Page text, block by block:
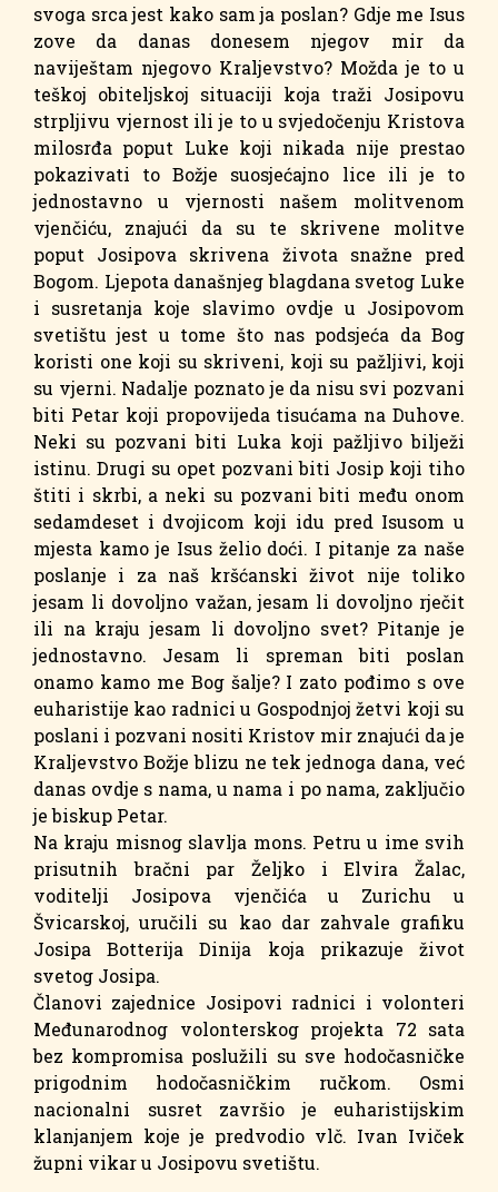
svoga srca jest kako sam ja poslan? Gdje me Isus
zove da danas donesem njegov mir da
naviještam njegovo Kraljevstvo? Možda je to u
teškoj obiteljskoj situaciji koja traži Josipovu
strpljivu vjernost ili je to u svjedočenju Kristova
milosrđa poput Luke koji nikada nije prestao
pokazivati to Božje suosjećajno lice ili je to
jednostavno u vjernosti našem molitvenom
vjenčiću, znajući da su te skrivene molitve
poput Josipova skrivena života snažne pred
Bogom. Ljepota današnjeg blagdana svetog Luke
i susretanja koje slavimo ovdje u Josipovom
svetištu jest u tome što nas podsjeća da Bog
koristi one koji su skriveni, koji su pažljivi, koji
su vjerni. Nadalje poznato je da nisu svi pozvani
biti Petar koji propovijeda tisućama na Duhove.
Neki su pozvani biti Luka koji pažljivo bilježi
istinu. Drugi su opet pozvani biti Josip koji tiho
štiti i skrbi, a neki su pozvani biti među onom
sedamdeset i dvojicom koji idu pred Isusom u
mjesta kamo je Isus želio doći. I pitanje za naše
poslanje i za naš kršćanski život nije toliko
jesam li dovoljno važan, jesam li dovoljno rječit
ili na kraju jesam li dovoljno svet? Pitanje je
jednostavno. Jesam li spreman biti poslan
onamo kamo me Bog šalje? I zato pođimo s ove
euharistije kao radnici u Gospodnjoj žetvi koji su
poslani i pozvani nositi Kristov mir znajući da je
Kraljevstvo Božje blizu ne tek jednoga dana, već
danas ovdje s nama, u nama i po nama, zaključio
je biskup Petar.
Na kraju misnog slavlja mons. Petru u ime svih
prisutnih bračni par Željko i Elvira Žalac,
voditelji Josipova vjenčića u Zurichu u
Švicarskoj, uručili su kao dar zahvale grafiku
Josipa Botterija Dinija koja prikazuje život
svetog Josipa.
Članovi zajednice Josipovi radnici i volonteri
Međunarodnog volonterskog projekta 72 sata
bez kompromisa poslužili su sve hodočasničke
prigodnim hodočasničkim ručkom. Osmi
nacionalni susret završio je euharistijskim
klanjanjem koje je predvodio vlč. Ivan Iviček
župni vikar u Josipovu svetištu.